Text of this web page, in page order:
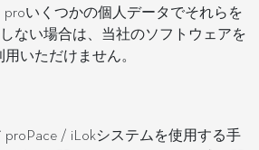
proいくつかの個人データでそれらを
ない場合は、当社のソフトウェアを
用いただけません。
proPace / iLokシステムを使用する手